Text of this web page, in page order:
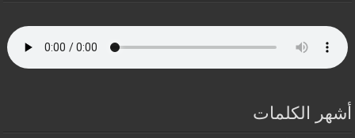
أشهر الكلمات